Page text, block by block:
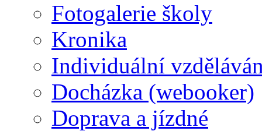
Fotogalerie školy
Kronika
Individuální
Docházka (webooker)
Doprava a jízdné